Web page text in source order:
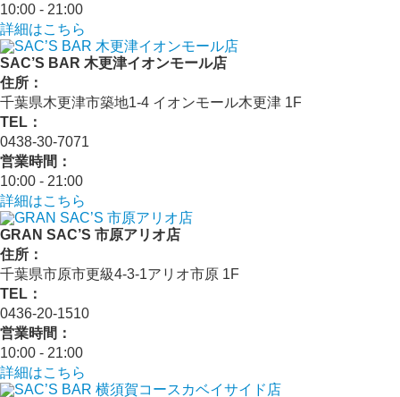
10:00 - 21:00
詳細はこちら
SAC’S BAR 木更津イオンモール店
住所：
千葉県木更津市築地1-4 イオンモール木更津 1F
TEL：
0438-30-7071
営業時間：
10:00 - 21:00
詳細はこちら
GRAN SAC’S 市原アリオ店
住所：
千葉県市原市更級4-3-1アリオ市原 1F
TEL：
0436-20-1510
営業時間：
10:00 - 21:00
詳細はこちら